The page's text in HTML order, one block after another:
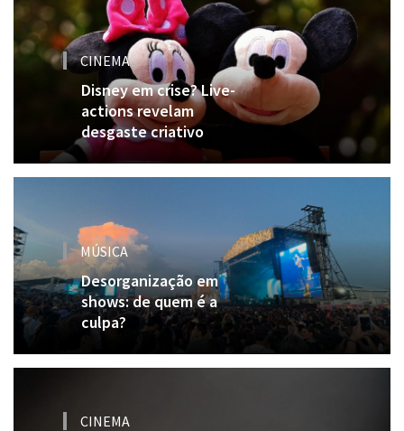
CINEMA
Disney em crise? Live-
actions revelam
desgaste criativo
MÚSICA
Desorganização em
shows: de quem é a
culpa?
CINEMA